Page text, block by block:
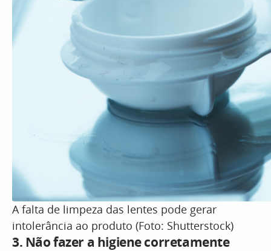
A falta de limpeza das lentes pode gerar
intolerância ao produto (Foto: Shutterstock)
3. Não fazer a higiene corretamente